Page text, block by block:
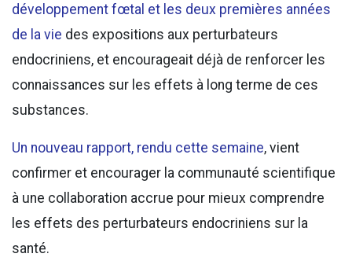
développement fœtal et les deux premières années
de la vie des expositions aux perturbateurs
endocriniens, et encourageait déjà de renforcer les
connaissances sur les effets à long terme de ces
substances.
Un nouveau rapport, rendu cette semaine, vient
confirmer et encourager la communauté scientifique
à une collaboration accrue pour mieux comprendre
les effets des perturbateurs endocriniens sur la
santé.